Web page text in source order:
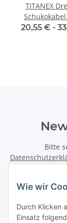
Wie wir
Durch Klicken
Einsatz
TITANEX
Schukokabel
Elastomer-
20,55 € -
Bitte
Newsletter